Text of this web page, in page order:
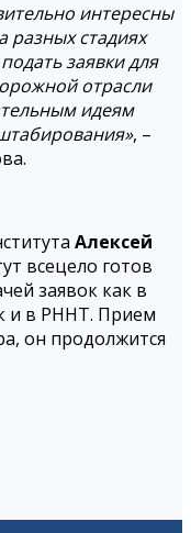
интересны
разных стадиях
заявки для
отрасли
идеям
, –
Алексей
всецело готов
заявок как в
и в РННТ. Прием
он продолжится